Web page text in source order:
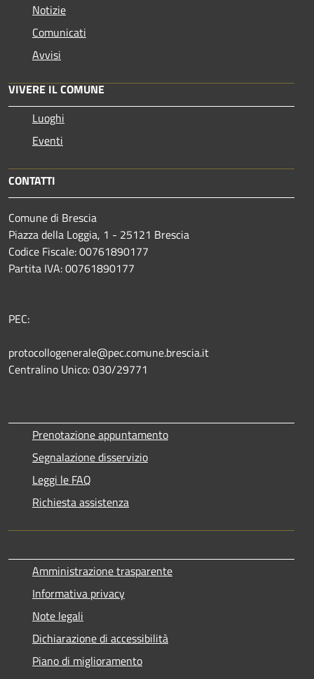
Notizie
Comunicati
Avvisi
VIVERE IL COMUNE
Luoghi
Eventi
CONTATTI
Comune di Brescia
Piazza della Loggia, 1 - 25121 Brescia
Codice Fiscale: 00761890177
Partita IVA: 00761890177
PEC:
protocollogenerale@pec.comune.brescia.it
Centralino Unico: 030/29771
Prenotazione appuntamento
Segnalazione disservizio
Leggi le FAQ
Richiesta assistenza
Amministrazione trasparente
Informativa privacy
Note legali
Dichiarazione di accessibilità
Piano di miglioramento